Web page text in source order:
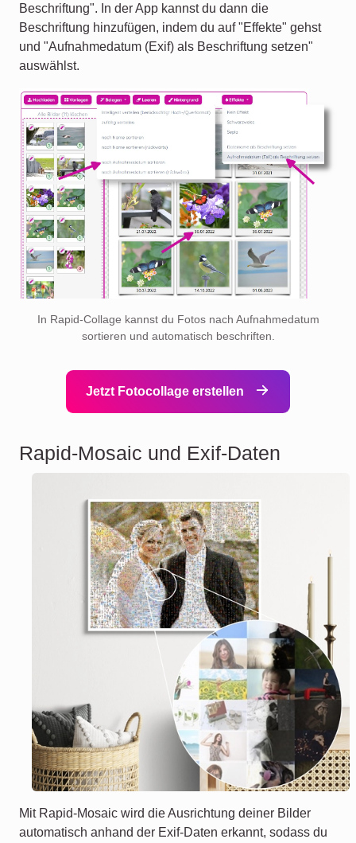
Beschriftung". In der App kannst du dann die
Beschriftung hinzufügen, indem du auf "Effekte" gehst
und "Aufnahmedatum (Exif) als Beschriftung setzen"
auswählst.
In Rapid-Collage kannst du Fotos nach Aufnahmedatum
sortieren und automatisch beschriften.
Jetzt Fotocollage erstellen
Rapid-Mosaic und Exif-Daten
Mit Rapid-Mosaic wird die Ausrichtung deiner Bilder
automatisch anhand der Exif-Daten erkannt, sodass du